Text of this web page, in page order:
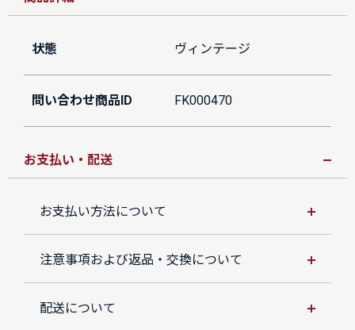
状態 ヴィンテージ
問い合わせ商品ID FK000470
お支払い・配送
お支払い方法について
注意事項および返品・交換について
配送について